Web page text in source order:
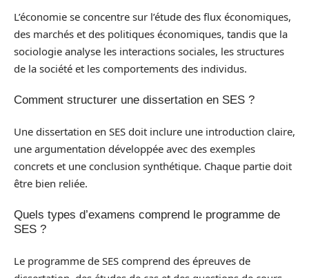
L’économie se concentre sur l’étude des flux économiques,
des marchés et des politiques économiques, tandis que la
sociologie analyse les interactions sociales, les structures
de la société et les comportements des individus.
Comment structurer une dissertation en SES ?
Une dissertation en SES doit inclure une introduction claire,
une argumentation développée avec des exemples
concrets et une conclusion synthétique. Chaque partie doit
être bien reliée.
Quels types d’examens comprend le programme de
SES ?
Le programme de SES comprend des épreuves de